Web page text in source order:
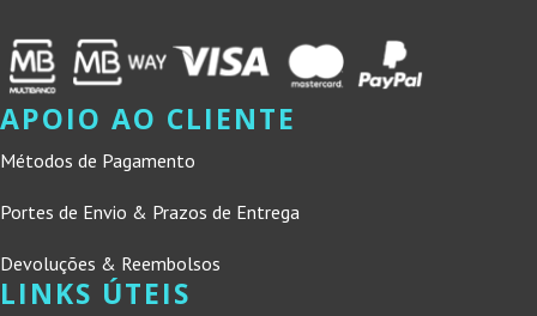
APOIO AO CLIENTE
Métodos de Pagamento
Portes de Envio & Prazos de Entrega
Devoluções & Reembolsos
LINKS ÚTEIS